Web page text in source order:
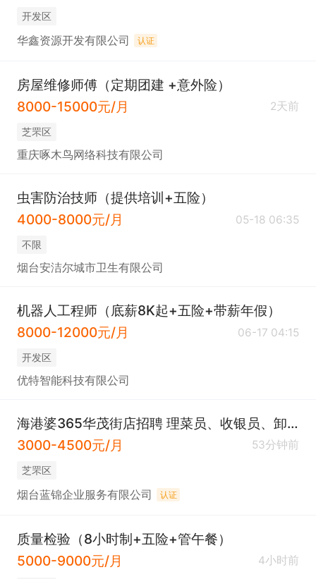
开发区
华鑫资源开发有限公司 认证
房屋维修师傅（定期团建 +意外险）
8000-15000元/月
2天前
芝罘区
重庆啄木鸟网络科技有限公司
虫害防治技师（提供培训+五险）
4000-8000元/月
05-18 06:35
不限
烟台安洁尔城市卫生有限公司
机器人工程师（底薪8K起+五险+带薪年假）
8000-12000元/月
06-17 04:15
开发区
优特智能科技有限公司
海港婆365华茂街店招聘 理菜员、收银员、卸货工
3000-4500元/月
53分钟前
芝罘区
烟台蓝锦企业服务有限公司 认证
质量检验（8小时制+五险+管午餐）
5000-9000元/月
4小时前